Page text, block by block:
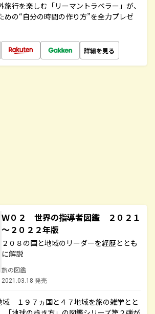
旅行を楽しむ「リーマントラベラー」が、
めの“自分の時間の作り方”を全力プレゼ
詳細を見る
Ｗ０２ 世界の指導者図鑑 ２０２１
～２０２２年版
２０８の国と地域のリーダーを経歴ととも
に解説
旅の図鑑
2021.03.18 発売
域 １９７ヵ国と４７地域を旅の雑学とと